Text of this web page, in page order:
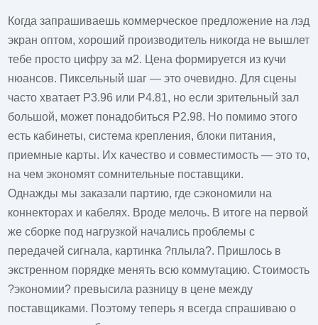
Когда запрашиваешь коммерческое предложение на лэд
экран оптом, хороший производитель никогда не вышлет
тебе просто цифру за м2. Цена формируется из кучи
нюансов. Пиксельный шаг — это очевидно. Для сцены
часто хватает P3.96 или P4.81, но если зрительный зал
большой, может понадобиться P2.98. Но помимо этого
есть кабинеты, система крепления, блоки питания,
приемные карты. Их качество и совместимость — это то,
на чем экономят сомнительные поставщики.
Однажды мы заказали партию, где сэкономили на
коннекторах и кабелях. Вроде мелочь. В итоге на первой
же сборке под нагрузкой начались проблемы с
передачей сигнала, картинка ?плыла?. Пришлось в
экстренном порядке менять всю коммутацию. Стоимость
?экономии? превысила разницу в цене между
поставщиками. Поэтому теперь я всегда спрашиваю о